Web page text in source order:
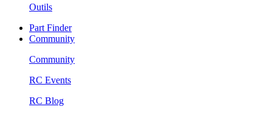
Outils
Part Finder
Community
Community
RC Events
RC Blog